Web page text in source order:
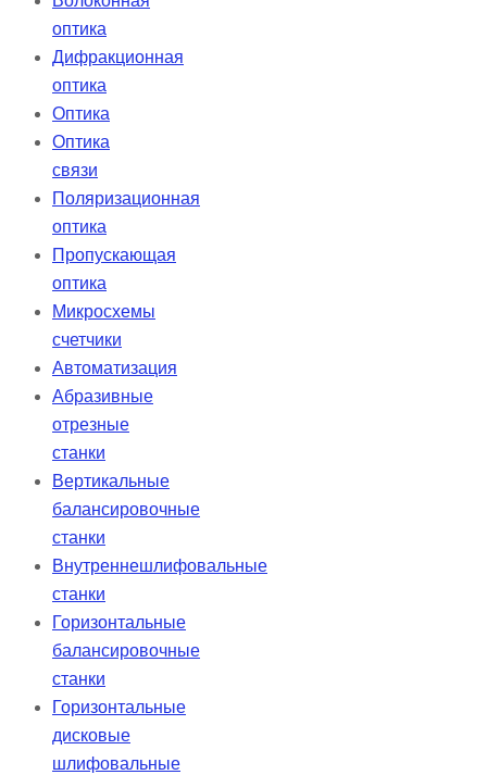
оптика
Дифракционная
оптика
Оптика
Оптика
связи
Поляризационная
оптика
Пропускающая
оптика
Микросхемы
счетчики
Автоматизация
Абразивные
отрезные
станки
Вертикальные
балансировочные
станки
Внутреннешлифовальные
станки
Горизонтальные
балансировочные
станки
Горизонтальные
дисковые
шлифовальные